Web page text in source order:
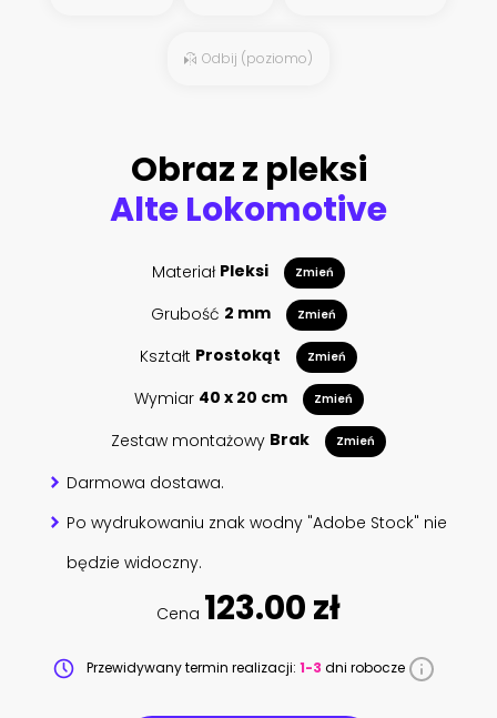
Odbij (poziomo)
Obraz z pleksi
Alte Lokomotive
Materiał Pleksi Zmień
Grubość 2 mm Zmień
Kształt Prostokąt Zmień
Wymiar 40 x 20 cm Zmień
Zestaw montażowy Brak Zmień
Darmowa dostawa.
Po wydrukowaniu znak wodny "Adobe Stock" nie
będzie widoczny.
Cena 123.00 zł
Przewidywany termin realizacji: 1-3 dni robocze